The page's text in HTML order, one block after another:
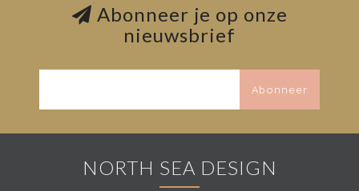
Abonneer je op onze
nieuwsbrief
Abonneer
NORTH SEA DESIGN